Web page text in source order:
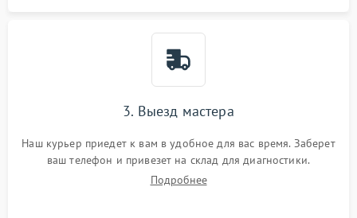
3. Выезд мастера
Наш курьер приедет к вам в удобное для вас время. Заберет
ваш телефон и привезет на склад для диагностики.
Подробнее